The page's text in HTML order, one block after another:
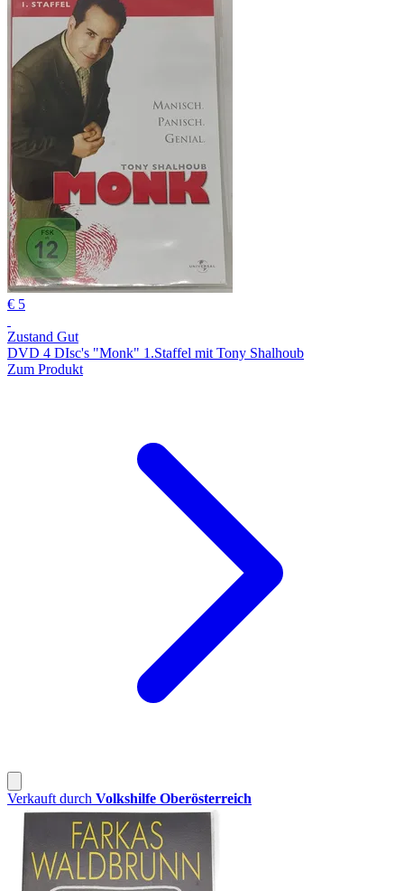
€ 5
Zustand Gut
DVD 4 DIsc's "Monk" 1.Staffel mit Tony Shalhoub
Zum Produkt
Verkauft durch Volkshilfe Oberösterreich